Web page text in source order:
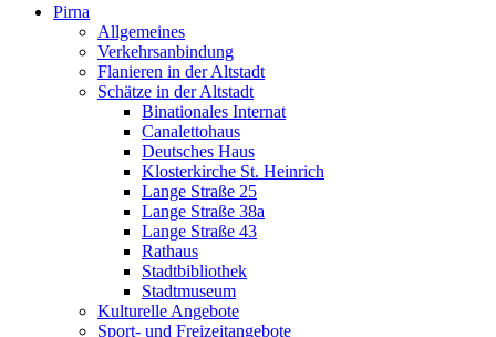
Pirna
Allgemeines
Verkehrsanbindung
Flanieren in der Altstadt
Schätze in der Altstadt
Binationales Internat
Canalettohaus
Deutsches Haus
Klosterkirche St. Heinrich
Lange Straße 25
Lange Straße 38a
Lange Straße 43
Rathaus
Stadtbibliothek
Stadtmuseum
Kulturelle Angebote
Sport- und Freizeitangebote